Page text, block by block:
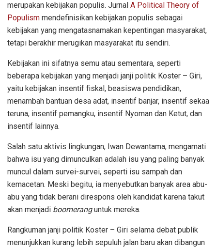
merupakan kebijakan populis. Jurnal A Political Theory of
Populism mendefinisikan kebijakan populis sebagai
kebijakan yang mengatasnamakan kepentingan masyarakat,
tetapi berakhir merugikan masyarakat itu sendiri.
Kebijakan ini sifatnya semu atau sementara, seperti
beberapa kebijakan yang menjadi janji politik Koster – Giri,
yaitu kebijakan insentif fiskal, beasiswa pendidikan,
menambah bantuan desa adat, insentif banjar, insentif sekaa
teruna, insentif pemangku, insentif Nyoman dan Ketut, dan
insentif lainnya.
Salah satu aktivis lingkungan, Iwan Dewantama, mengamati
bahwa isu yang dimunculkan adalah isu yang paling banyak
muncul dalam survei-survei, seperti isu sampah dan
kemacetan. Meski begitu, ia menyebutkan banyak area abu-
abu yang tidak berani direspons oleh kandidat karena takut
akan menjadi boomeranguntuk mereka.
Rangkuman janji politik Koster – Giri selama debat publik
menunjukkan kurang lebih sepuluh jalan baru akan dibangun